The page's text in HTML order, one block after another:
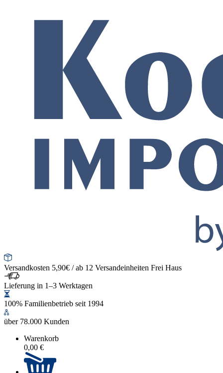
Versandkosten 5,90€ / ab 12 Versandeinheiten Frei Haus
Lieferung in 1–3 Werktagen
100% Familienbetrieb seit 1994
über 78.000 Kunden
Warenkorb
0,00 €